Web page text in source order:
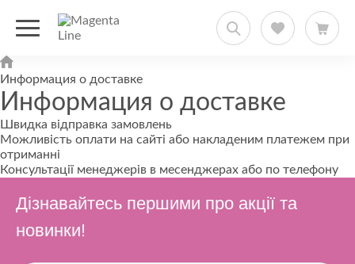
Информация о доставке
Информация о доставке
Швидка відправка замовлень
Можливість оплати на сайті або накладеним платежем при
отриманні
Консультації менеджерів в месенджерах або по телефону
Дізнавайтесь першими про акції та
новинки!